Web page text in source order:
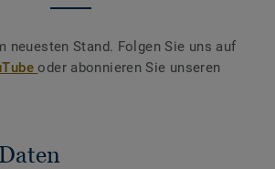
neuesten Stand. Folgen Sie uns auf
oder abonnieren Sie unseren